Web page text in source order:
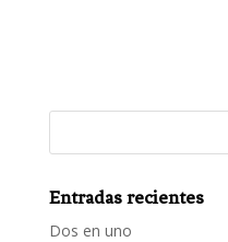
Entradas recientes
Dos en uno